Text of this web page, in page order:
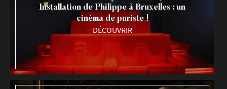
Installation de Philippe à Bruxelles : un
cinéma de puriste !
DÉCOUVRIR